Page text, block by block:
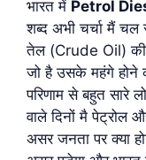
भारत में Petrol
शब्द अभी चर्चा मैं
तेल (Crude Oil) की
जो है उसके महंगे
परिणाम से बहुत सारे
वाले दिनों मै पेट्रोल
असर जनता पर क्या